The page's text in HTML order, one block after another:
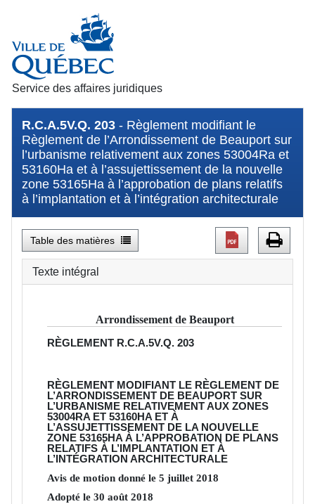
Service des affaires juridiques
R.C.A.5V.Q. 203 - Règlement modifiant le
Règlement de l’Arrondissement de Beauport sur
l’urbanisme relativement aux zones 53004Ra et
53160Ha et à l’assujettissement de la nouvelle
zone 53165Ha à l’approbation de plans relatifs
à l’implantation et à l’intégration architecturale
Table des matières
Texte intégral
Arrondissement de Beauport
RÈGLEMENT R.C.A.5V.Q. 203
RÈGLEMENT MODIFIANT LE RÈGLEMENT DE
L’ARRONDISSEMENT DE BEAUPORT SUR
L’URBANISME RELATIVEMENT AUX ZONES
53004RA ET 53160HA ET À
L’ASSUJETTISSEMENT DE LA NOUVELLE
ZONE 53165HA À L’APPROBATION DE PLANS
RELATIFS À L’IMPLANTATION ET À
L’INTÉGRATION ARCHITECTURALE
Avis de motion donné le5juillet2018
Adopté le30août2018